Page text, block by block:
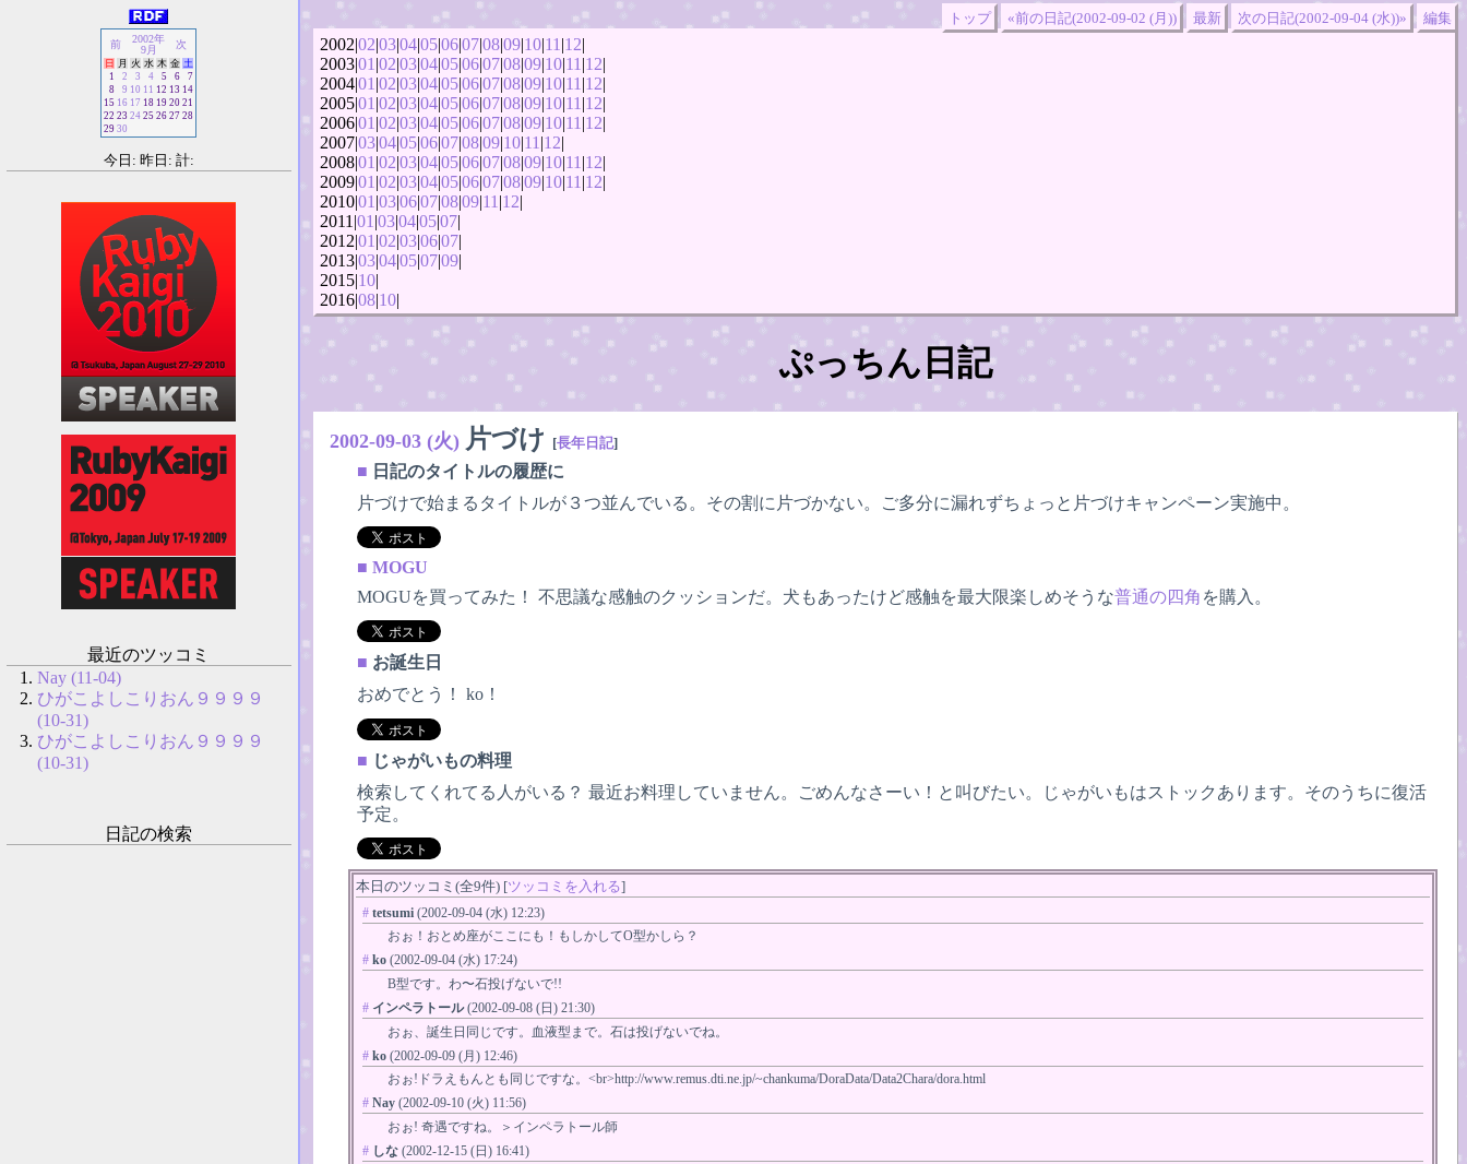
トップ «前の日記(2002-09-02 (月)) 最新 次の日記(2002-09-04 (水))» 編集
2002|02|03|04|05|06|07|08|09|10|11 |12|
2003|01 |02|03|04|05|06|07|08|09|10|11 |12|
2004|01 |02|03|04|05|06|07|08|09|10|11 |12|
2005|01 |02|03|04|05|06|07|08|09|10|11 |12|
2006|01 |02|03|04|05|06|07|08|09|10|11 |12|
2007|03|04|05|06|07|08|09|10|11 |12|
2008|01 |02|03|04|05|06|07|08|09|10|11 |12|
2009|01 |02|03|04|05|06|07|08|09|10|11 |12|
2010|01 |03|06|07|08|09|11 |12|
2011|01 |03|04|05|07|
2012|01 |02|03|06|07|
2013|03|04|05|07|09|
2015|10|
2016|08|10|
ぷっちん日記
2002-09-03 (火) 片づけ [長年日記]
■ 日記のタイトルの履歴に
片づけで始まるタイトルが３つ並んでいる。その割に片づかない。ご多分に漏れずちょっと片づけキャンペーン実施中。
■ MOGU
MOGUを買ってみた！ 不思議な感触のクッションだ。犬もあったけど感触を最大限楽しめそうな普通の四角 を購入。
■ お誕生日
おめでとう！ ko！
■ じゃがいもの料理
検索してくれてる人がいる？ 最近お料理していません。ごめんなさーい！と叫びたい。じゃがいもはストックあります。そのうちに復活
予定。
本日のツッコミ(全9件) [ツッコミを入れる]
# tetsumi (2002-09-04 (水) 12:23)
おぉ！おとめ座がここにも！もしかしてO型かしら？
# ko (2002-09-04 (水) 17:24)
B型です。わ〜石投げないで!!
# インペラトール (2002-09-08 (日) 21:30)
おぉ、誕生日同じです。血液型まで。石は投げないでね。
# ko (2002-09-09 (月) 12:46)
おぉ!ドラえもんとも同じですな。<br>http://www.remus.dti.ne.jp/~chankuma/DoraData/Data2Chara/dora.html
# Nay (2002-09-10 (火) 11:56)
おぉ! 奇遇ですね。＞インペラトール師
# しな (2002-12-15 (日) 16:41)
前
2002年
9月
次
日 月 火 水 木 金 土
1
2 3 4 5 6
7
8
9 10 11 12 13 14
15 16 17 18 19 20 21
22 23 24 25 26 27 28
29 30
今日: 昨日: 計:
最近のツッコミ
Nay (11-04)
ひがこよしこりおん９９９９
(10-31)
ひがこよしこりおん９９９９
(10-31)
日記の検索